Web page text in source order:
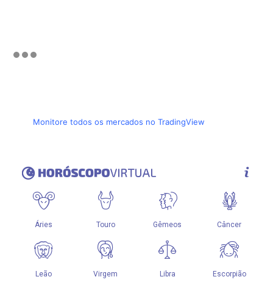
Monitore todos os mercados no TradingView